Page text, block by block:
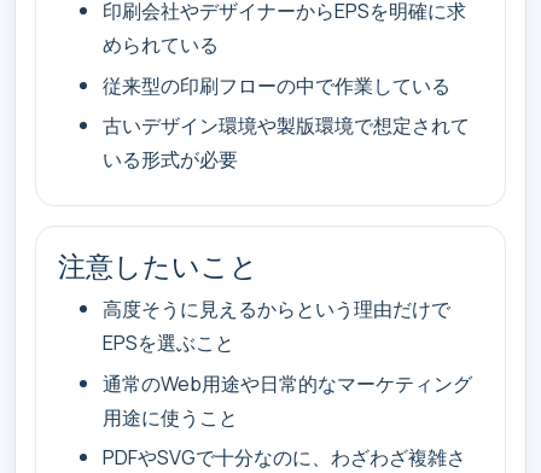
印刷会社やデザイナーからEPSを明確に求
められている
従来型の印刷フローの中で作業している
古いデザイン環境や製版環境で想定されて
いる形式が必要
注意したいこと
高度そうに見えるからという理由だけで
EPSを選ぶこと
通常のWeb用途や日常的なマーケティング
用途に使うこと
PDFやSVGで十分なのに、わざわざ複雑さ